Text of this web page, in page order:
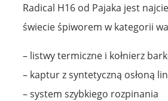
Radical H16 od Pajaka jest
świecie śpiworem w kategorii
– listwy termiczne i kołnierz
– kaptur z syntetyczną osłoną
– system szybkiego rozpinania